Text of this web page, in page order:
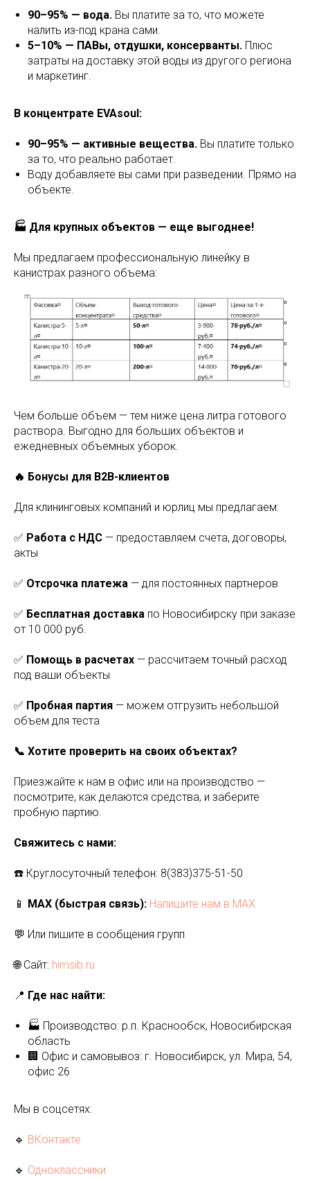
90–95% — вода. Вы платите за то, что можете
налить из-под крана сами.
5–10% — ПАВы, отдушки, консерванты. Плюс
затраты на доставку этой воды из другого региона
и маркетинг.
В концентрате EVAsoul:
90–95% — активные вещества. Вы платите только
за то, что реально работает.
Воду добавляете вы сами при разведении. Прямо на
объекте.
🏭 Для крупных объектов — еще выгоднее!
Мы предлагаем профессиональную линейку в
канистрах разного объема:
Чем больше объем — тем ниже цена литра готового
раствора. Выгодно для больших объектов и
ежедневных объемных уборок.
🔥 Бонусы для B2B-клиентов
Для клининговых компаний и юрлиц мы предлагаем:
✅ Работа с НДС — предоставляем счета, договоры,
акты
✅ Отсрочка платежа — для постоянных партнеров
✅ Бесплатная доставка по Новосибирску при заказе
от 10 000 руб.
✅ Помощь в расчетах — рассчитаем точный расход
под ваши объекты
✅ Пробная партия — можем отгрузить небольшой
объем для теста
📞 Хотите проверить на своих объектах?
Приезжайте к нам в офис или на производство —
посмотрите, как делаются средства, и заберите
пробную партию.
Свяжитесь с нами:
☎️ Круглосуточный телефон: 8(383)375-51-50
📱 MAX (быстрая связь): Напишите нам в MAX
💬 Или пишите в сообщения групп
🌐 Сайт: himsib.ru
📍 Где нас найти:
🏭 Производство: р.п. Краснообск, Новосибирская
область
🏢 Офис и самовывоз: г. Новосибирск, ул. Мира, 54,
офис 26
Мы в соцсетях:
🔹 ВКонтакте
🔹 Одноклассники